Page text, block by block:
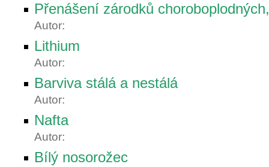
Přenášení zárodků
Autor:
Lithium
Autor:
Barviva stálá a nestálá
Autor:
Nafta
Autor:
Bílý nosorožec